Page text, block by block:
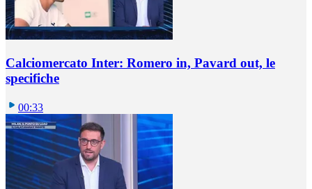
Calciomercato Inter: Romero in, Pavard out, le
specifiche
00:33